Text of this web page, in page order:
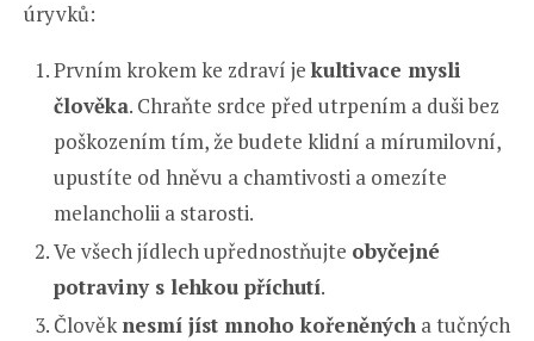
úryvků:
Prvním krokem ke zdraví je kultivace mysli
člověka. Chraňte srdce před utrpením a duši bez
poškozením tím, že budete klidní a mírumilovní,
upustíte od hněvu a chamtivosti a omezíte
melancholii a starosti.
Ve všech jídlech upřednostňujte obyčejné
potraviny s lehkou příchutí.
Člověknesmí jíst mnoho kořeněných a tučných